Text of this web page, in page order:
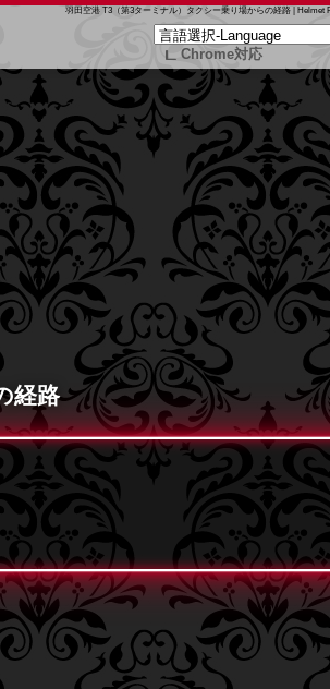
羽田空港 T3（第3ターミナル）タクシー乗り場からの経路 | Helmet
Chrome対応
経路